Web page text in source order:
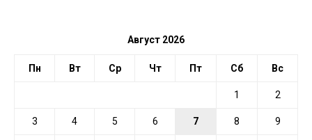
Август 2026
Пн Вт Ср Чт Пт Сб Вс
1 2
3 4 5 6 7 8 9